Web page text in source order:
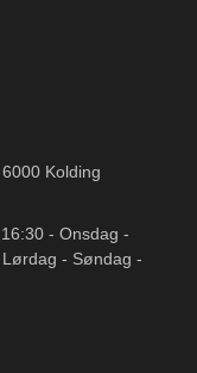
Kolding
- Onsdag -
- Søndag -